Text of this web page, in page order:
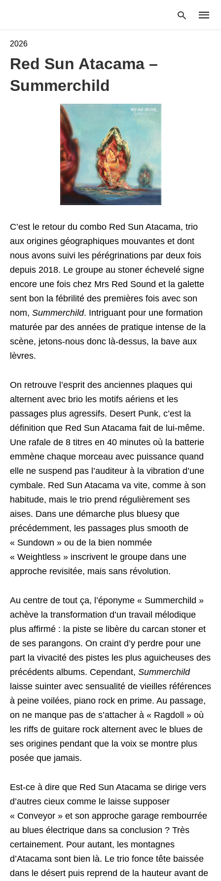
2026
Red Sun Atacama –
Summerchild
C’est le retour du combo Red Sun Atacama, trio
aux origines géographiques mouvantes et dont
nous avons suivi les pérégrinations par deux fois
depuis 2018. Le groupe au stoner échevelé signe
encore une fois chez Mrs Red Sound et la galette
sent bon la fébrilité des premières fois avec son
nom, Summerchild. Intriguant pour une formation
maturée par des années de pratique intense de la
scène, jetons-nous donc là-dessus, la bave aux
lèvres.
On retrouve l’esprit des anciennes plaques qui
alternent avec brio les motifs aériens et les
passages plus agressifs. Desert Punk, c’est la
définition que Red Sun Atacama fait de lui-même.
Une rafale de 8 titres en 40 minutes où la batterie
emmène chaque morceau avec puissance quand
elle ne suspend pas l’auditeur à la vibration d’une
cymbale. Red Sun Atacama va vite, comme à son
habitude, mais le trio prend régulièrement ses
aises. Dans une démarche plus bluesy que
précédemment, les passages plus smooth de
« Sundown » ou de la bien nommée
« Weightless » inscrivent le groupe dans une
approche revisitée, mais sans révolution.
Au centre de tout ça, l’éponyme « Summerchild »
achève la transformation d’un travail mélodique
plus affirmé : la piste se libère du carcan stoner et
de ses parangons. On craint d’y perdre pour une
part la vivacité des pistes les plus aguicheuses des
précédents albums. Cependant, Summerchild
laisse suinter avec sensualité de vieilles références
à peine voilées, piano rock en prime. Au passage,
on ne manque pas de s’attacher à « Ragdoll » où
les riffs de guitare rock alternent avec le blues de
ses origines pendant que la voix se montre plus
posée que jamais.
Est-ce à dire que Red Sun Atacama se dirige vers
d’autres cieux comme le laisse supposer
« Conveyor » et son approche garage rembourrée
au blues électrique dans sa conclusion ? Très
certainement. Pour autant, les montagnes
d’Atacama sont bien là. Le trio fonce tête baissée
dans le désert puis reprend de la hauteur avant de